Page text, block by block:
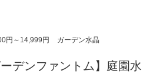
円～14,999円 ガーデン水晶
デンファントム】庭園水